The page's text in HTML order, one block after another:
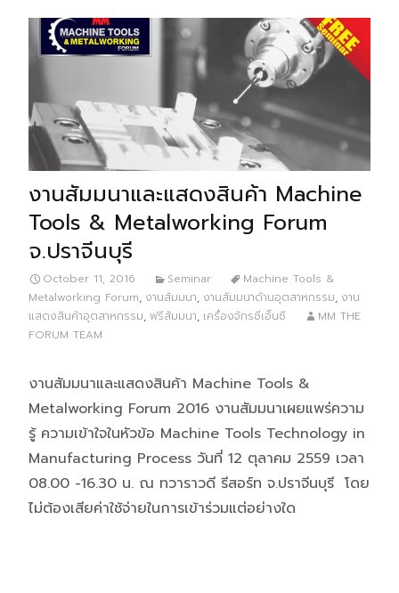
งานสัมมนาและแสดงสินค้า Machine
Tools & Metalworking Forum
จ.ปราจีนบุรี
October 11, 2016 Seminar
Machine Tools &
Metalworking Forum, งานสัมมนา, งานสัมมนาด้านอุตสาหกรรม, งาน
แสดงสินค้าอุตสาหกรรม, ฟรีสัมมนา, เครื่องจักรซีเอ็นซี
MM THE
FORUM TEAM
งานสัมมนาและแสดงสินค้า Machine Tools &
Metalworking Forum 2016 งานสัมมนาเผยแพร่ความ
รู้ ความเข้าใจในหัวข้อ Machine Tools Technology in
Manufacturing Process วันที่ 12 ตุลาคม 2559 เวลา
08.00 -16.30 น. ณ ทวาราวดี รีสอร์ท จ.ปราจีนบุรี โดย
ไม่ต้องเสียค่าใช้จ่ายในการเข้าร่วมแต่อย่างใด